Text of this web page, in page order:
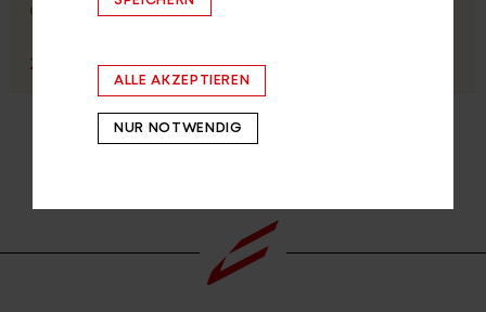
anzumelden.
ZUSTIMMEN EINSTELLUNGEN ÖFFNEN
ALLE AKZEPTIEREN
NUR NOTWENDIG